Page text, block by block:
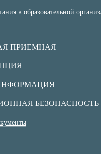
в образовательной
ПРИЕМНАЯ
БЕЗОПАСНОСТЬ